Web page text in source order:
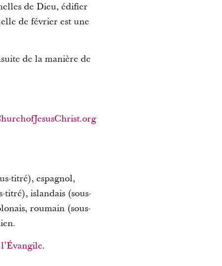
de Dieu, édifier
de février est une
de la manière de
titré), espagnol,
titré), islandais (sous-
roumain (sous-
.